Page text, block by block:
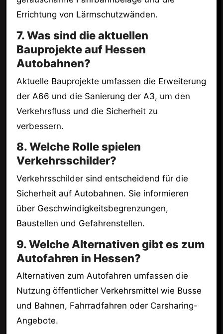
Errichtung von Lärmschutzwänden.
7. Was sind die aktuellen
Bauprojekte auf Hessen
Autobahnen?
Aktuelle Bauprojekte umfassen die Erweiterung
der A66 und die Sanierung der A3, um den
Verkehrsfluss und die Sicherheit zu
verbessern.
8. Welche Rolle spielen
Verkehrsschilder?
Verkehrsschilder sind entscheidend für die
Sicherheit auf Autobahnen. Sie informieren
über Geschwindigkeitsbegrenzungen,
Baustellen und Gefahrenstellen.
9. Welche Alternativen gibt es zum
Autofahren in Hessen?
Alternativen zum Autofahren umfassen die
Nutzung öffentlicher Verkehrsmittel wie Busse
und Bahnen, Fahrradfahren oder Carsharing-
Angebote.